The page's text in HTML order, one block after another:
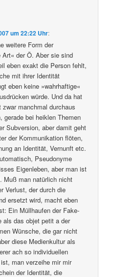
um 22:22 Uhr:
weitere Form der
der Ö. Aber sie sind
eben exakt die Person fehlt,
mit ihrer Identität
eben keine »wahrhaftige«
würde. Und da hat
manchmal durchaus
gerade bei heiklen Themen
Subversion, aber damit geht
der Kommunikation flöten,
an Identität, Vernunft etc.
Pseudonyme
Eigenleben, aber man ist
Muß man natürlich nicht
Verlust, der durch die
ersetzt wird, macht eben
Ein Müllhaufen der Fake-
als das objet petit a der
Wünsche, die gar nicht
diese Medienkultur als
ach so individuellen
man verzeihe mir mir
der Identität, die